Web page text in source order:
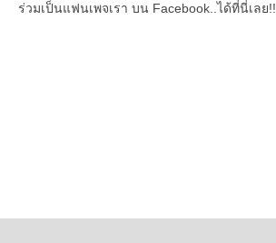
ร่วมเป็นแฟนเพจเรา บน Facebook..ได้ที่นี่เลย!!